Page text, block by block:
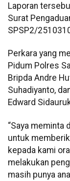
Laporan
Surat
SPSP2/
Perkara yang
Pidum Polres
Bripda Andre
Suhadiyanto,
Edward
“Saya meminta
untuk
kepada kami
melakukan
masih punya